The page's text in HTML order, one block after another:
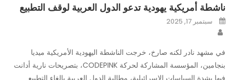
ناشطة أمريكية يهودية تدعو الدول العربية لوقف التطبيع
Posted
onسبتمبر 17, 2025
في مشهد نادر لكنه صارخ، خرجت الناشطة اليهودية الأمريكية ميديا
بنجامين، المؤسسة المشاركة لحركة CODEPINK، بتصريحات نارية أدانت
فيها بشدة السياسات الإسرائيلية، مطالبة الدول العربية بإلغاء التطبيع